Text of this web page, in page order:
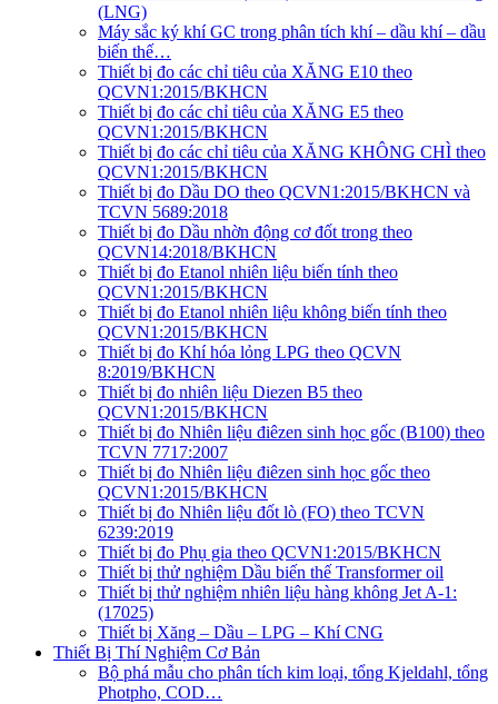
(LNG)
Máy sắc ký khí GC trong phân tích khí – dầu khí – dầu
biến thế…
Thiết bị đo các chỉ tiêu của XĂNG E10 theo
QCVN1:2015/BKHCN
Thiết bị đo các chỉ tiêu của XĂNG E5 theo
QCVN1:2015/BKHCN
Thiết bị đo các chỉ tiêu của XĂNG KHÔNG CHÌ theo
QCVN1:2015/BKHCN
Thiết bị đo Dầu DO theo QCVN1:2015/BKHCN và
TCVN 5689:2018
Thiết bị đo Dầu nhờn động cơ đốt trong theo
QCVN14:2018/BKHCN
Thiết bị đo Etanol nhiên liệu biến tính theo
QCVN1:2015/BKHCN
Thiết bị đo Etanol nhiên liệu không biến tính theo
QCVN1:2015/BKHCN
Thiết bị đo Khí hóa lỏng LPG theo QCVN
8:2019/BKHCN
Thiết bị đo nhiên liệu Diezen B5 theo
QCVN1:2015/BKHCN
Thiết bị đo Nhiên liệu điêzen sinh học gốc (B100) theo
TCVN 7717:2007
Thiết bị đo Nhiên liệu điêzen sinh học gốc theo
QCVN1:2015/BKHCN
Thiết bị đo Nhiên liệu đốt lò (FO) theo TCVN
6239:2019
Thiết bị đo Phụ gia theo QCVN1:2015/BKHCN
Thiết bị thử nghiệm Dầu biến thế Transformer oil
Thiết bị thử nghiệm nhiên liệu hàng không Jet A-1:
(17025)
Thiết bị Xăng – Dầu – LPG – Khí CNG
Thiết Bị Thí Nghiệm Cơ Bản
Bộ phá mẫu cho phân tích kim loại, tổng Kjeldahl, tổng
Photpho, COD…